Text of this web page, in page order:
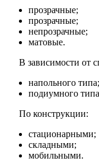
прозрачные;
прозрачные;
непрозрачные;
матовые.
В зависимости от
напольного типа;
подиумного
По конструкции:
стационарными;
складными;
мобильными.